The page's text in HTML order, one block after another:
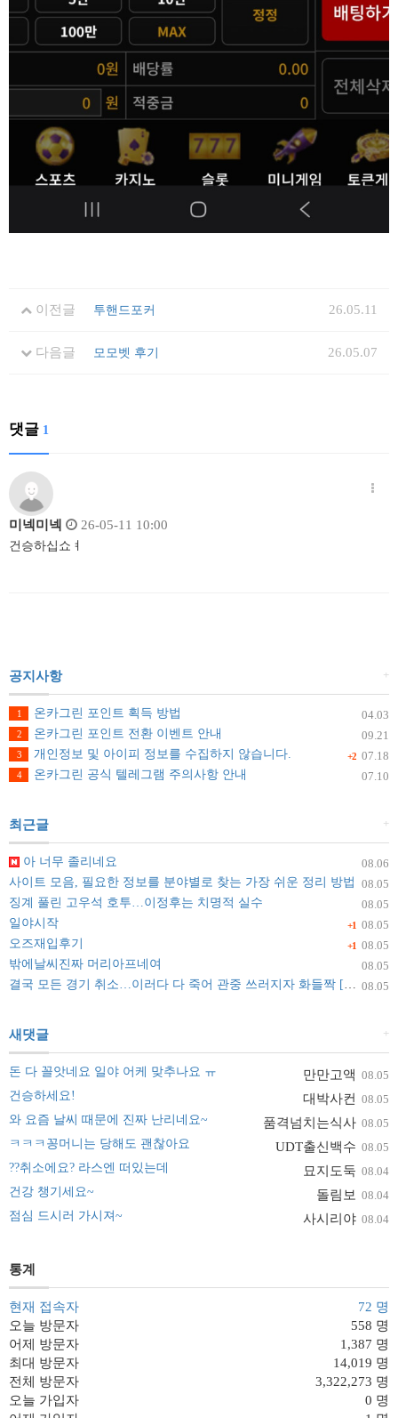
이전글 투핸드포커 26.05.11
다음글 모모벳 후기 26.05.07
댓글 1
미넥미넥 26-05-11 10:00
건승하십쇼ㅕ
+
공지사항
04.03
1
온카그린 포인트 획득 방법
09.21
2 온카그린 포인트 전환 이벤트 안내
+2 07.18
3
개인정보 및 아이피 정보를 수집하지 않습니다.
07.10
4 온카그린 공식 텔레그램 주의사항 안내
+
최근글
08.06
아 너무 졸리네요
08.05
사이트 모음, 필요한 정보를 분야별로 찾는 가장 쉬운 정리 방법
08.05
징계 풀린 고우석 호투…이정후는 치명적 실수
+1 08.05
일야시작
+1 08.05
오즈재입후기
08.05
밖에날씨진짜 머리아프네여
08.05
결국 모든 경기 취소…이러다 다 죽어 관중 쓰러지자 화들짝 [자막뉴스]
+
새댓글
만만고액 08.05
돈 다 꼴앗네요 일야 어케 맞추나요 ㅠ
대박사컨 08.05
건승하세요!
품격넘치는식사 08.05
와 요즘 날씨 때문에 진짜 난리네요~
UDT출신백수 08.05
ㅋㅋㅋ꽁머니는 당해도 괜찮아요
묘지도둑 08.04
??취소에요? 라스엔 떠있는데
돌림보 08.04
건강 챙기세요~
사시리야 08.04
점심 드시러 가시져~
통계
현재 접속자
72 명
오늘 방문자
558 명
어제 방문자
1,387 명
최대 방문자
14,019 명
전체 방문자
3,322,273 명
오늘 가입자
0 명